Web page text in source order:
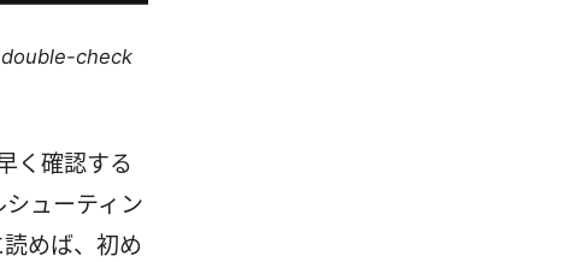
check
く確認する
ューティン
めば、初め